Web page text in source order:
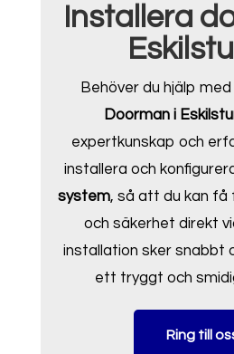
Installera
Behöver du hjälp
Doorman i
expertkunskap och
installera och
system, så att du kan få
och säkerhet direkt
installation sker snabbt
ett tryggt och
Ring till